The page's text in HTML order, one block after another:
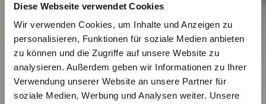
Diese Webseite verwendet Cookies
Wir verwenden Cookies, um Inhalte und Anzeigen zu
personalisieren, Funktionen für soziale Medien anbieten
zu können und die Zugriffe auf unsere Website zu
analysieren. Außerdem geben wir Informationen zu Ihrer
Verwendung unserer Website an unsere Partner für
soziale Medien, Werbung und Analysen weiter. Unsere